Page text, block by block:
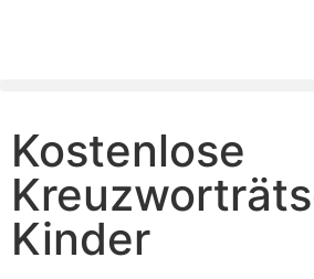
Kostenlose
Kinder